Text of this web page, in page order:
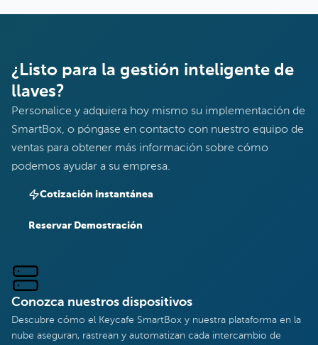
¿Listo para la gestión inteligente de
llaves?
Personalice y adquiera hoy mismo su implementación de
SmartBox, o póngase en contacto con nuestro equipo de
ventas para obtener más información sobre cómo
podemos ayudar a su empresa.
Cotización instantánea
Reservar Demostración
Conozca nuestros dispositivos
Descubre cómo el Keycafe SmartBox y nuestra plataforma en la
nube aseguran, rastrean y automatizan cada intercambio de